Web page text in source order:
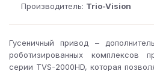
Производитель: Trio-Vision
Гусеничный привод –
роботизированных комплексов
серии TVS-2000HD, которая